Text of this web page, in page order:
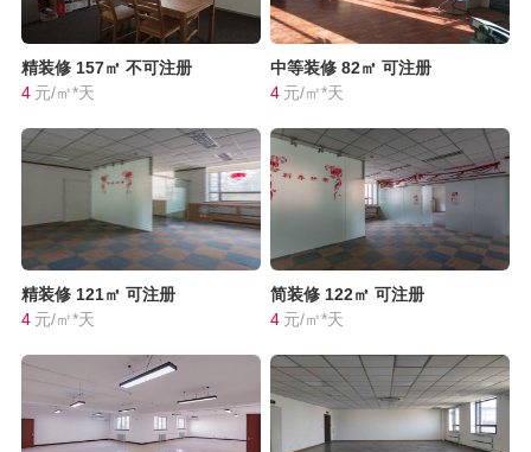
精装修 157㎡ 不可注册
4 元/㎡*天
中等装修 82㎡ 可注册
4 元/㎡*天
精装修 121㎡ 可注册
4 元/㎡*天
简装修 122㎡ 可注册
4 元/㎡*天